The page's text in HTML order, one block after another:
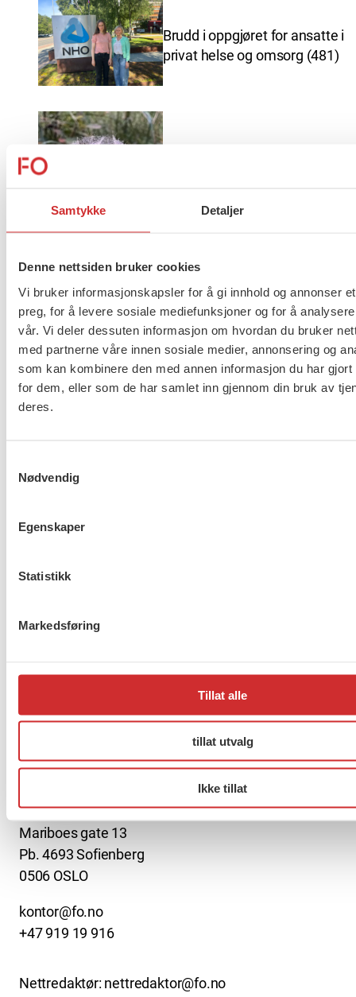
Samtykke Detaljer
Denne nettsiden bruker cookies
Vi bruker informasjonskapsler for å gi innhold og annonser
preg, for å levere sosiale mediefunksjoner og for å
vår. Vi deler dessuten informasjon om hvordan du bruker
med partnerne våre innen sosiale medier, annonsering og
som kan kombinere den med annen informasjon du har gjort
for dem, eller som de har samlet inn gjennom din bruk av
deres.
Nødvendig
Egenskaper
Statistikk
Markedsføring
Tillat alle
tillat utvalg
Ikke tillat
Brudd i oppgjøret for ansatte i
privat helse og omsorg (481)
Ny tariffavtale for KA
About us (English)
FO (Fellesorganisasjonen)
Mariboes gate 13
Pb. 4693 Sofienberg
0506 OSLO
kontor@fo.no
+47 919 19 916
Nettredaktør: nettredaktor@fo.no